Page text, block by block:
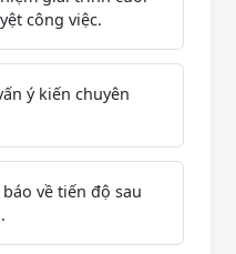
công việc.
ý kiến chuyên
về tiến độ sau